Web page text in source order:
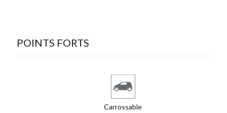
POINTS FORTS
Carrossable